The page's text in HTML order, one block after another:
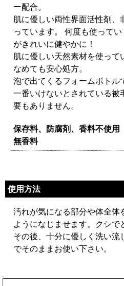
ー配合。
肌に優しい両性界面活性剤、
っています。 何度も使って
がきれいに健やかに！
肌に優しい天然素材を使って
なめても安心処方。
泡で出てくるフォームボトル
一番いけないとされている被
要もありません。
保存料、防腐剤、香料不使用
無香料
使用方法
汚れが気になる部分や体全体
ようになじませます。クシで
その後、十分に優しく洗い流
でそのままお使い下さい。